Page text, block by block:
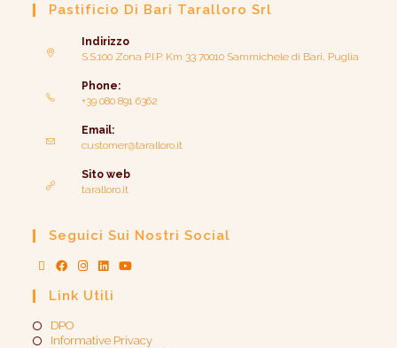
Pastificio Di Bari Taralloro Srl
Indirizzo
S.S.100 Zona P.I.P. Km 33 70010 Sammichele di Bari, Puglia
Phone:
+39 080 891 6362
Email:
customer@taralloro.it
Sito web
taralloro.it
Seguici Sui Nostri Social
Link Utili
DPO
Informative Privacy